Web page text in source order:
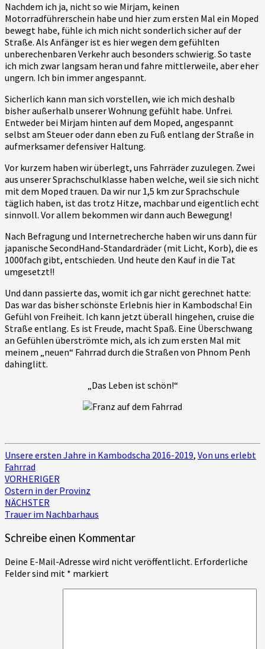
Nachdem ich ja, nicht so wie Mirjam, keinen
Motorradführerschein habe und hier zum ersten Mal ein Moped
bewegt habe, fühle ich mich nicht sonderlich sicher auf der
Straße. Als Anfänger ist es hier wegen dem gefühlten
unberechenbaren Verkehr auch besonders schwierig. So taste
ich mich zwar langsam heran und fahre mittlerweile, aber eher
ungern. Ich bin immer angespannt.
Sicherlich kann man sich vorstellen, wie ich mich deshalb
bisher außerhalb unserer Wohnung gefühlt habe. Unfrei.
Entweder bei Mirjam hinten auf dem Moped, angespannt
selbst am Steuer oder dann eben zu Fuß entlang der Straße in
aufmerksamer defensiver Haltung.
Vor kurzem haben wir überlegt, uns Fahrräder zuzulegen. Zwei
aus unserer Sprachschulklasse haben welche, weil sie sich nicht
mit dem Moped trauen. Da wir nur 1,5 km zur Sprachschule
täglich haben, ist das trotz Hitze, machbar und eigentlich echt
sinnvoll. Vor allem bekommen wir dann auch Bewegung!
Nach Befragung und Internetrecherche haben wir uns dann für
japanische SecondHand-Standardräder (mit Licht, Korb), die es
1000fach gibt, entschieden. Und heute den Kauf in die Tat
umgesetzt!!
Und dann passierte das, womit ich gar nicht gerechnet hatte:
Das war das bisher schönste Erlebnis hier in Kambodscha! Ein
Gefühl von Freiheit. Ich kann jetzt überall hingehen, cruise die
Straße entlang. Es ist Freude, macht Spaß. Eine Überschwang
an Gefühlen überströmte mich, als ich zum ersten Mal mit
meinem „neuen“ Fahrrad durch die Straßen von Phnom Penh
dahinglitt.
„Das Leben ist schön!“
Unsere ersten Jahre in Kambodscha 2016-2019, Von uns erlebt
Fahrrad
Beitragsnavigation
VORHERIGER
Ostern in der Provinz
NÄCHSTER
Trauer im Nachbarhaus
Schreibe einen Kommentar
Deine E-Mail-Adresse wird nicht veröffentlicht. Erforderliche
Felder sind mit * markiert